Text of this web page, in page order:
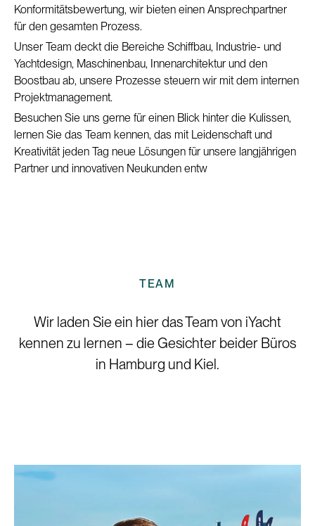
Konformitätsbewertung, wir bieten einen Ansprechpartner
für den gesamten Prozess.
Unser Team deckt die Bereiche Schiffbau, Industrie- und
Yachtdesign, Maschinenbau, Innenarchitektur und den
Boostbau ab, unsere Prozesse steuern wir mit dem internen
Projektmanagement.
Besuchen Sie uns gerne für einen Blick hinter die Kulissen,
lernen Sie das Team kennen, das mit Leidenschaft und
Kreativität jeden Tag neue Lösungen für unsere langjährigen
Partner und innovativen Neukunden entw
TEAM
Wir laden Sie ein hier das Team von iYacht
kennen zu lernen – die Gesichter beider Büros
in Hamburg und Kiel.